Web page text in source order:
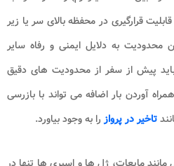
قرارگیری در محفظه بالای سر یا زیر
محدودیت به دلایل ایمنی و رفاه سایر
پیش از سفر از محدودیت های دقیق
آوردن بار اضافه می تواند با بازرسی
تاخیر در پروازرا به وجود بیاورد.